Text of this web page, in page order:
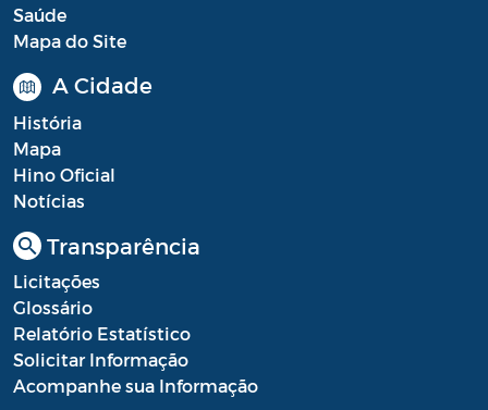
Resultado Processo Seletivo de
Saúde - Escala Profissionais
Saúde - Estoques de medicamentos das
Saúde
Mapa do Site
A Cidade
História
Mapa
Hino Oficial
Notícias
Transparência
Licitações
Glossário
Relatório Estatístico
Solicitar Informação
Acompanhe sua Informação